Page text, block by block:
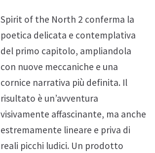
Spirit of the North 2 conferma la
poetica delicata e contemplativa
del primo capitolo, ampliandola
con nuove meccaniche e una
cornice narrativa più definita. Il
risultato è un’avventura
visivamente affascinante, ma anche
estremamente lineare e priva di
reali picchi ludici. Un prodotto